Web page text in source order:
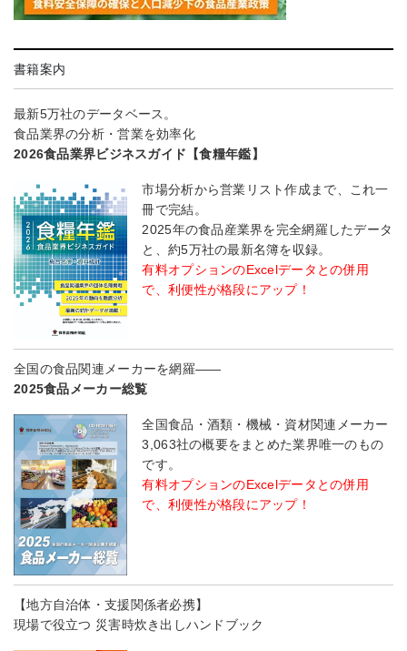
書籍案内
最新5万社のデータベース。
食品業界の分析・営業を効率化
2026食品業界ビジネスガイド【食糧年鑑】
市場分析から営業リスト作成まで、これ一
冊で完結。
2025年の食品産業界を完全網羅したデータ
と、約5万社の最新名簿を収録。
有料オプションのExcelデータとの併用
で、利便性が格段にアップ！
全国の食品関連メーカーを網羅――
2025食品メーカー総覧
全国食品・酒類・機械・資材関連メーカー
3,063社の概要をまとめた業界唯一のもの
です。
有料オプションのExcelデータとの併用
で、利便性が格段にアップ！
【地方自治体・支援関係者必携】
現場で役立つ 災害時炊き出しハンドブック